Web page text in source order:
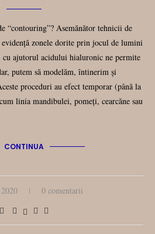
“contouring”? Asemănător tehnicii de
zonele dorite prin jocul de lumini
ajutorul acidului hialuronic ne permite
putem să modelăm, întinerim și
proceduri au efect temporar (până la
linia mandibulei, pomeți, cearcăne sau
CONTINUA
0 comentarii